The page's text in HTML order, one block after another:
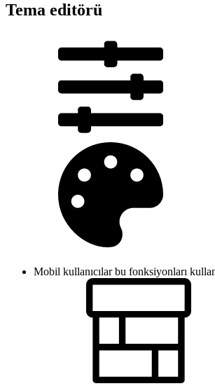
Tema editörü
Mobil kullanıcılar bu fonksiyonları